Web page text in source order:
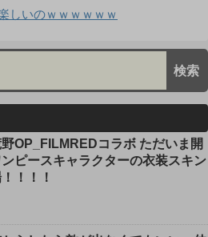
しいのｗｗｗｗｗｗ
野OP_FILMREDコラボ ただいま開
ピースキャラクターの衣装スキン
！！！